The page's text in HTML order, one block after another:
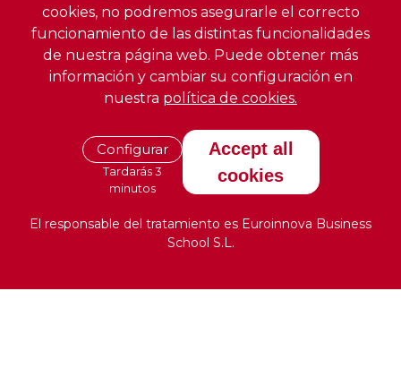
cookies, no podremos asegurarle el correcto
funcionamiento de las distintas funcionalidades
de nuestra página web. Puede obtener más
información y cambiar su configuración en
nuestra política de cookies.
Configurar
Tardarás 3
minutos
Accept all
cookies
El responsable del tratamiento es Euroinnova Business
School S.L.